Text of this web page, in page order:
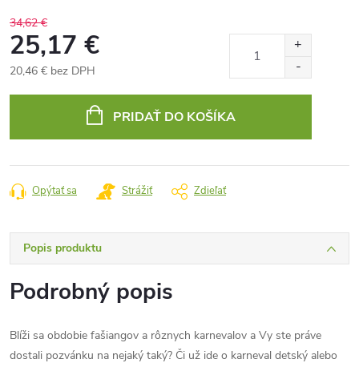
34,62 €
25,17 €
20,46 € bez DPH
PRIDAŤ DO KOŠÍKA
Opýtať sa Strážiť Zdieľať
Popis produktu
Podrobný popis
Blíži sa obdobie fašiangov a rôznych karnevalov a Vy ste práve
dostali pozvánku na nejaký taký? Či už ide o karneval detský alebo